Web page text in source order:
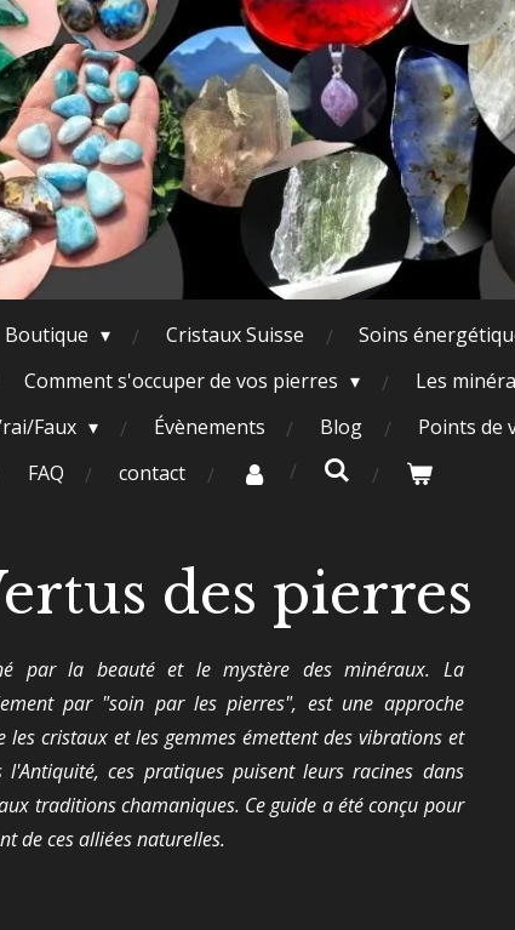
Boutique Cristaux Suisse Soins
Comment s'occuper de vos pierres
Les
Faux Évènements Blog Points de
FAQ
contact
des pierres
par la beauté et le mystère des minéraux. La
par "soin par les pierres", est une approche
cristaux et les gemmes émettent des vibrations et
l'Antiquité, ces pratiques puisent leurs racines dans
traditions chamaniques. Ce guide a été conçu pour
de ces alliées naturelles.